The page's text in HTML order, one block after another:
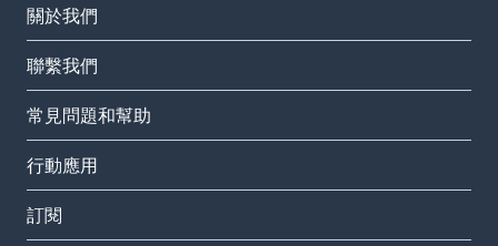
關於我們
聯繫我們
常見問題和幫助
行動應用
訂閱